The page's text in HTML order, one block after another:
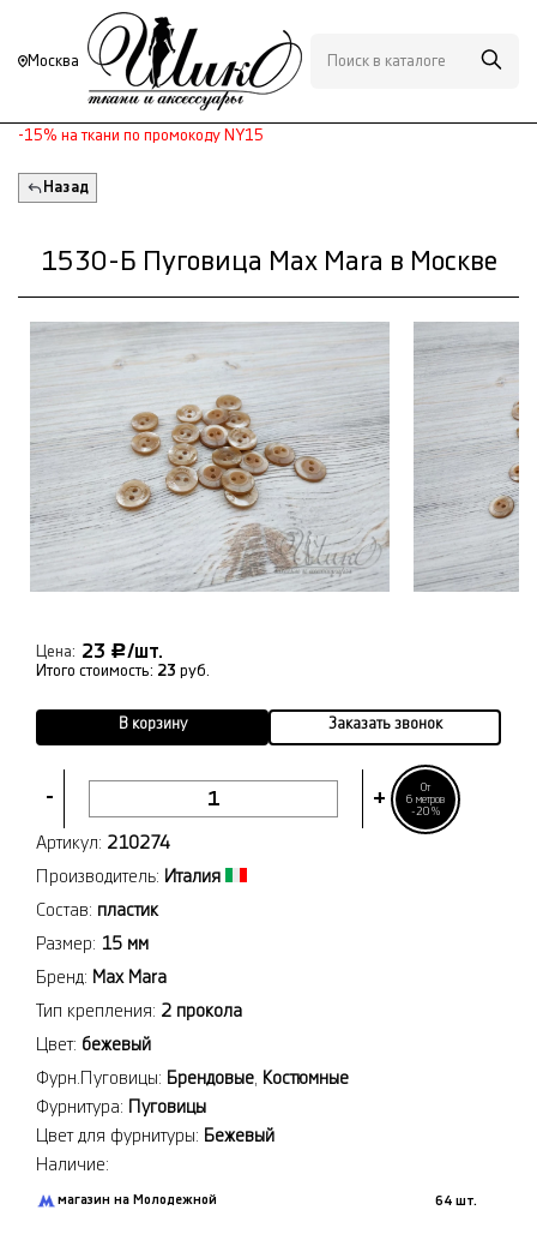
Москва
-15% на ткани по промокоду NY15
Назад
1530-Б Пуговица Max Mara в Москве
- +
От
6 метров
-20%
Цена: 23 Р/шт.
Итого стоимость: 23 руб.
В корзину Заказать звонок
Артикул: 210274
Производитель: Италия
Состав: пластик
Размер: 15 мм
Бренд: Max Mara
Тип крепления: 2 прокола
Цвет: бежевый
Фурн.Пуговицы: Брендовые Костюмные
Фурнитура:
Пуговицы
Цвет для фурнитуры: Бежевый
Наличие:
магазин на Молодежной 64 шт.